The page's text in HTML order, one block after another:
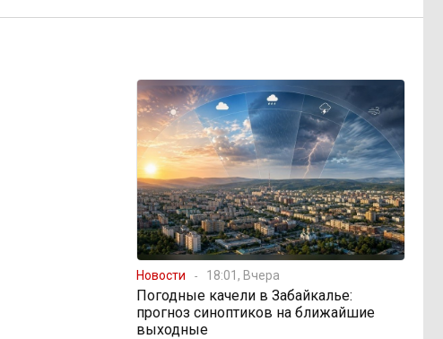
Новости 18:01, Вчера
Погодные качели в Забайкалье:
прогноз синоптиков на ближайшие
выходные